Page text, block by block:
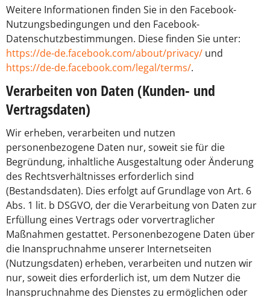
Weitere Informationen finden Sie in den Facebook-
Nutzungsbedingungen und den Facebook-
Datenschutzbestimmungen. Diese finden Sie unter:
https://de-de.facebook.com/about/privacy/ und
https://de-de.facebook.com/legal/terms/.
Verarbeiten von Daten (Kunden- und
Vertragsdaten)
Wir erheben, verarbeiten und nutzen
personenbezogene Daten nur, soweit sie für die
Begründung, inhaltliche Ausgestaltung oder Änderung
des Rechtsverhältnisses erforderlich sind
(Bestandsdaten). Dies erfolgt auf Grundlage von Art. 6
Abs. 1 lit. b DSGVO, der die Verarbeitung von Daten zur
Erfüllung eines Vertrags oder vorvertraglicher
Maßnahmen gestattet. Personenbezogene Daten über
die Inanspruchnahme unserer Internetseiten
(Nutzungsdaten) erheben, verarbeiten und nutzen wir
nur, soweit dies erforderlich ist, um dem Nutzer die
Inanspruchnahme des Dienstes zu ermöglichen oder